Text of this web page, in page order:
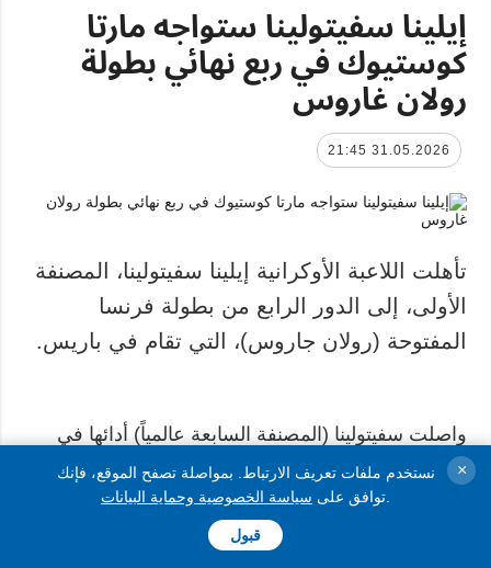
إيلينا سفيتولينا ستواجه مارتا
كوستيوك في ربع نهائي بطولة
رولان غاروس
31.05.2026 21:45
تأهلت اللاعبة الأوكرانية إيلينا سفيتولينا، المصنفة
الأولى، إلى الدور الرابع من بطولة فرنسا
المفتوحة (رولان جاروس)، التي تقام في باريس.
واصلت سفيتولينا (المصنفة السابعة عالمياً) أدائها في
ثاني بطولات الجراند سلام لموسم 2026 بفوز قوي على
السويسرية بليندا بنشيتش (المصنفة الحادية عشرة)
نستخدم ملفات تعريف الارتباط. بمواصلة تصفح الموقع، فإنك
توافق على سياسة الخصوصية وحماية البيانات
قبول
×